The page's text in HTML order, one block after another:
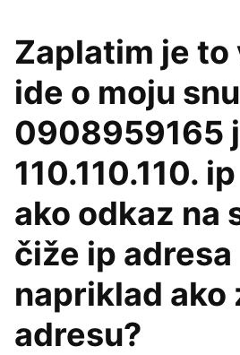
Zaplatim je to
ide o moju
0908959165
110.110.110.
ako odkaz na
čiže ip adresa
napriklad ako
adresu?